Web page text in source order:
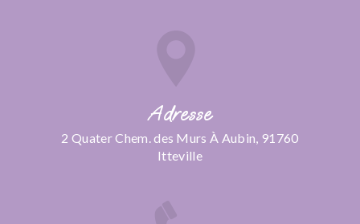
Adresse
2 Quater Chem. des Murs À Aubin, 91760
Itteville